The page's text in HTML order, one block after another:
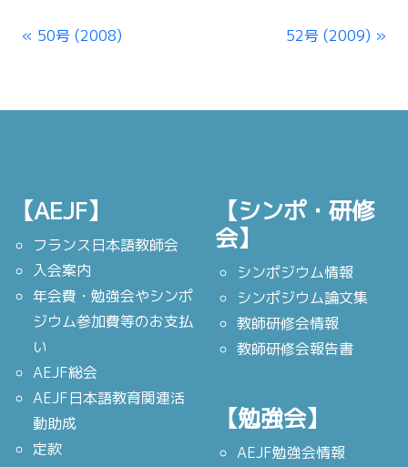
50号 (2008) 52号 (2009)
【AEJF】
フランス日本語教師会
入会案内
年会費・勉強会やシンポ
ジウム参加費等のお支払
い
AEJF総会
AEJF日本語教育関連活
動助成
定款
【シンポ・研修
会】
シンポジウム情報
シンポジウム論文集
教師研修会情報
教師研修会報告書
【勉強会】
AEJF勉強会情報